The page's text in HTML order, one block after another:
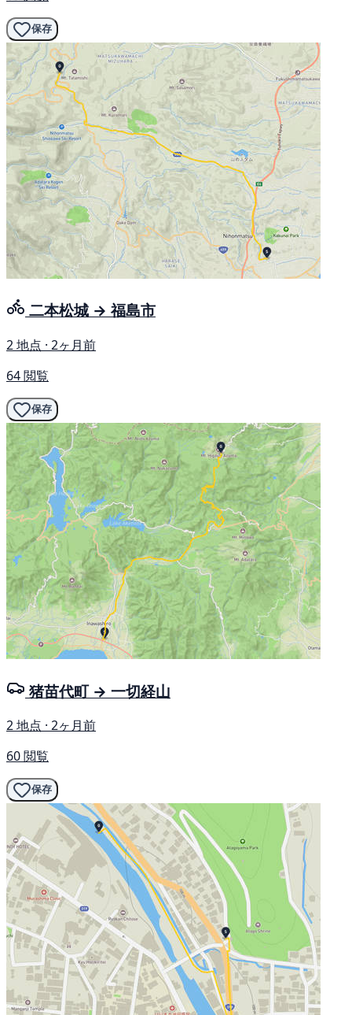
保存
二本松城 → 福島市
2 地点 · 2ヶ月前
64 閲覧
保存
猪苗代町 → 一切経山
2 地点 · 2ヶ月前
60 閲覧
保存